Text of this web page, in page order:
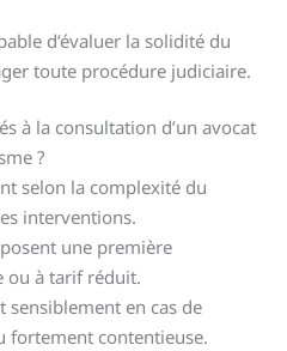
d’évaluer la solidité du
toute procédure judiciaire.
à la consultation d’un avocat
?
selon la complexité du
interventions.
une première
ou à tarif réduit.
sensiblement en cas de
fortement contentieuse.